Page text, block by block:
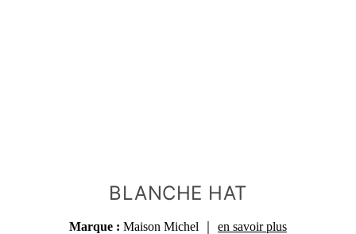
BLANCHE HAT
Marque : Maison Michel en savoir plus